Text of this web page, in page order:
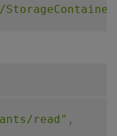
Read"
read" ,